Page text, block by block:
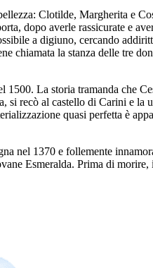
Clotilde, Margherita e
dopo averle rassicurate e
a digiuno, cercando
chiamata la stanza delle tre
La storia tramanda che
recò al castello di Carini e la
quasi perfetta è
nel 1370 e follemente
Esmeralda. Prima di